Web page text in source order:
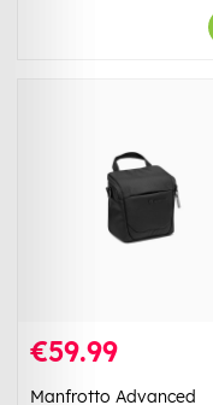
€59.99
Manfrotto Advanced